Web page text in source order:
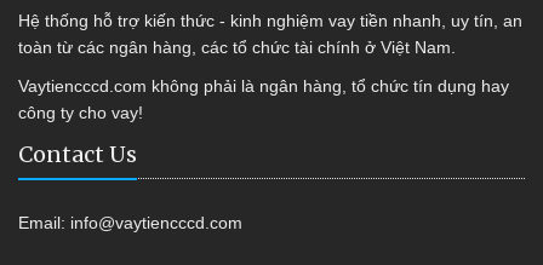
Hệ thống hỗ trợ kiến thức - kinh nghiệm vay tiền nhanh, uy tín, an
toàn từ các ngân hàng, các tổ chức tài chính ở Việt Nam.
Vaytiencccd.com không phải là ngân hàng, tổ chức tín dụng hay
công ty cho vay!
Contact Us
Email: info@vaytiencccd.com